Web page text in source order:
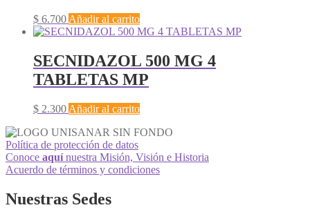
$ 6.700 Añadir al carrito
SECNIDAZOL 500 MG 4
TABLETAS MP
$ 2.300 Añadir al carrito
Política de protección de datos
Conoce aquínuestra Misión, Visión e Historia
Acuerdo de términos y condiciones
Nuestras Sedes